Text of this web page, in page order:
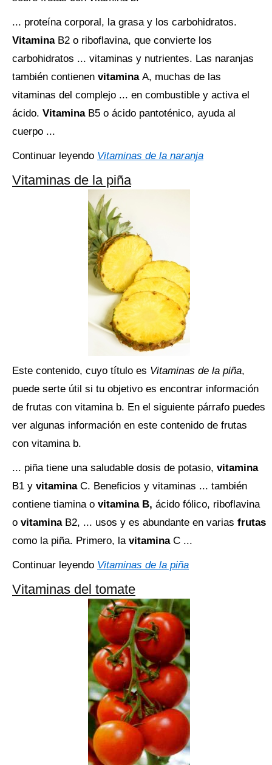
... proteína corporal, la grasa y los carbohidratos.
Vitamina B2 o riboflavina, que convierte los
carbohidratos ... vitaminas y nutrientes. Las naranjas
también contienen vitamina A, muchas de las
vitaminas del complejo ... en combustible y activa el
ácido. Vitamina B5 o ácido pantoténico, ayuda al
cuerpo ...
Continuar leyendo Vitaminas de la naranja
Vitaminas de la piña
Este contenido, cuyo título es Vitaminas de la piña,
puede serte útil si tu objetivo es encontrar información
de frutas con vitamina b. En el siguiente párrafo puedes
ver algunas información en este contenido de frutas
con vitamina b.
... piña tiene una saludable dosis de potasio, vitamina
B1 y vitamina C. Beneficios y vitaminas ... también
contiene tiamina o vitamina B, ácido fólico, riboflavina
o vitamina B2, ... usos y es abundante en varias frutas
como la piña. Primero, la vitamina C ...
Continuar leyendo Vitaminas de la piña
Vitaminas del tomate